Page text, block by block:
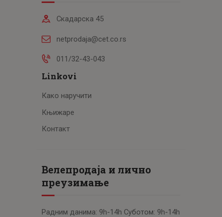
Скадарска 45
netprodaja@cet.co.rs
011/32-43-043
Linkovi
Како наручити
Књижаре
Контакт
Велепродаја и лично
преузимање
Радним данима: 9h-14h Суботом: 9h-14h